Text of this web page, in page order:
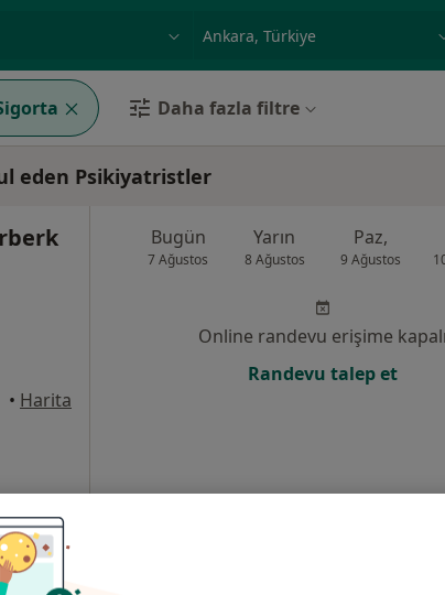
Daha fazla filtre
eden Psikiyatristler
• Harita
Bugün
7 Ağustos
Yarın
8 Ağustos
Paz,
9 Ağustos
Online randevu erişime kapalı
Randevu talep et